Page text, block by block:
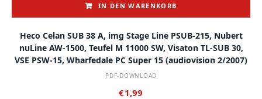
IN DEN WARENKORB
Heco Celan SUB 38 A, img Stage Line PSUB-215, Nubert
nuLine AW-1500, Teufel M 11000 SW, Visaton TL-SUB 30,
VSE PSW-15, Wharfedale PC Super 15 (audiovision 2/2007)
PDF-DOWNLOAD
€1,99